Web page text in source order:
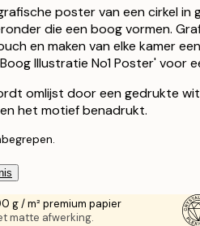
poster van een cirkel in
die een boog vormen.
en maken van elke kamer
Illustratie No1 Poster' voor
omlijst door een gedrukte
het motief benadrukt.
g / m² premium papier
matte afwerking.